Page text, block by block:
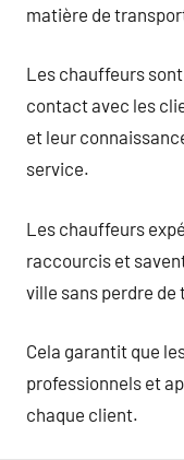
matière de
Les chauffeurs
contact avec les
et leur
service.
Les chauffeurs
raccourcis et
ville sans perdre de
Cela garantit que
professionnels et
chaque client.